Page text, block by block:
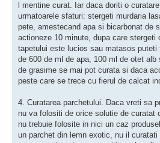
l mentine curat. Iar daca doriti o
urmatoarele sfaturi: stergeti murdaria
pete, amestecand apa si bicarbonat de
actioneze 10 minute, dupa care stergeti
tapetului este lucios sau matasos
de 600 de ml de apa, 100 ml de otet
de grasime se mai pot curata si daca
peste care se trece cu fierul de calcat
4. Curatarea parchetului. Daca vreti sa
nu va folositi de orice solutie de
nu trebuie folosite in nici un caz
un parchet din lemn exotic, nu il